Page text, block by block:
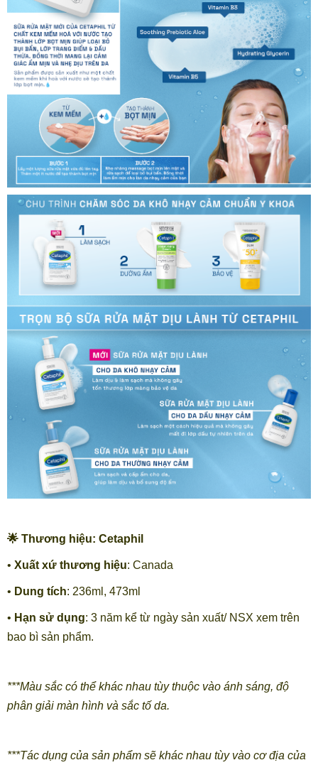
🌟 Thương hiệu: Cetaphil
• Xuất xứ thương hiệu: Canada
• Dung tích: 236ml, 473ml
• Hạn sử dụng: 3 năm kể từ ngày sản xuất/ NSX xem trên
bao bì sản phẩm.
***Màu sắc có thể khác nhau tùy thuộc vào ánh sáng, độ
phân giải màn hình và sắc tố da.
***Tác dụng của sản phẩm sẽ khác nhau tùy vào cơ địa của